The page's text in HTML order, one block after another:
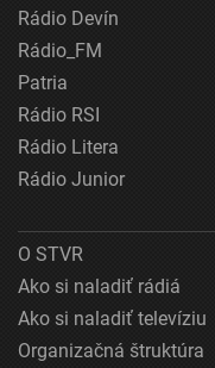
Rádio Devín
Rádio_FM
Patria
Rádio RSI
Rádio Litera
Rádio Junior
O STVR
Ako si naladiť rádiá
Ako si naladiť televíziu
Organizačná štruktúra